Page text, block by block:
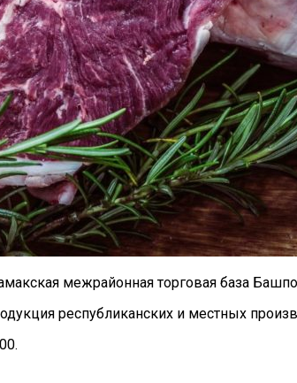
межрайонная торговая база
республиканских и местных